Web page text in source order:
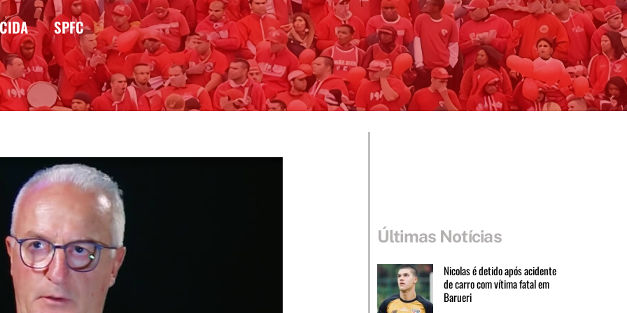
SPFC
Últimas Notícias
Nicolas é detido após acidente
de carro com vítima fatal em
Barueri